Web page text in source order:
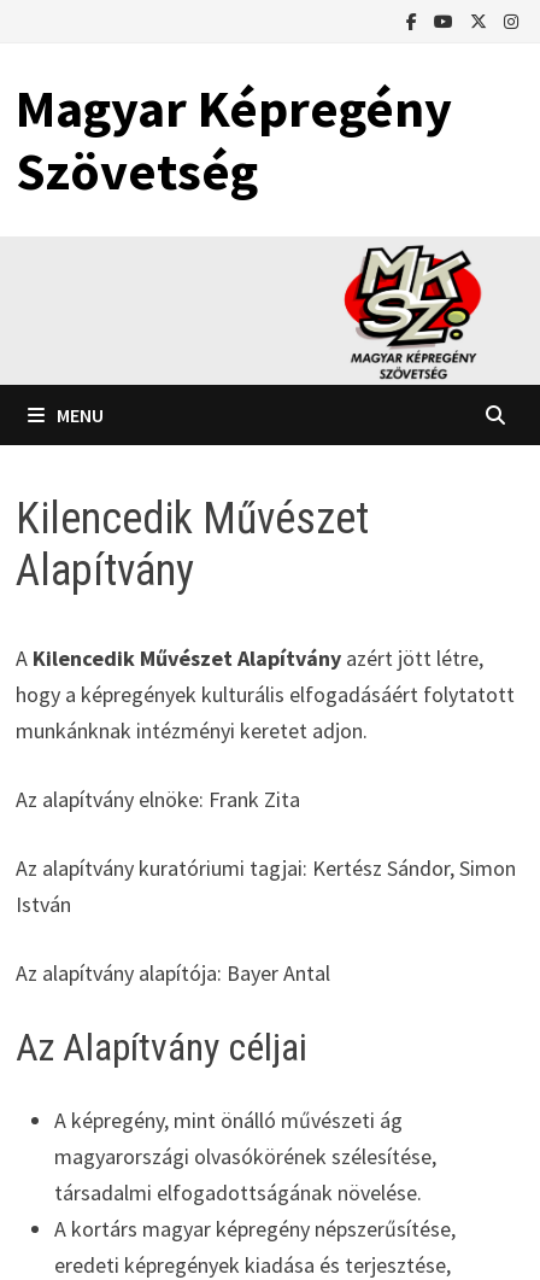
Magyar Képregény
Szövetség
MENU
Kilencedik Művészet
Alapítvány
A Kilencedik Művészet Alapítványazért jött létre,
hogy a képregények kulturális elfogadásáért folytatott
munkánknak intézményi keretet adjon.
Az alapítvány elnöke: Frank Zita
Az alapítvány kuratóriumi tagjai: Kertész Sándor, Simon
István
Az alapítvány alapítója: Bayer Antal
Az Alapítvány céljai
A képregény, mint önálló művészeti ág
magyarországi olvasókörének szélesítése,
társadalmi elfogadottságának növelése.
A kortárs magyar képregény népszerűsítése,
eredeti képregények kiadása és terjesztése,